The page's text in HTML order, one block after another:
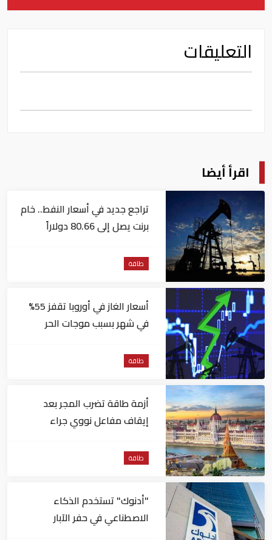
التعليقات
اقرأ أيضا
تراجع جديد في أسعار النفط.. خام
برنت يصل إلى 80.66 دولاراً
طاقة
أسعار الغاز في أوروبا تقفز 55%
في شهر بسبب موجات الحر
طاقة
أزمة طاقة تضرب المجر بعد
إيقاف مفاعل نووي جراء
طاقة
"أدنوك" تستخدم الذكاء
الاصطناعي في حفر الآبار